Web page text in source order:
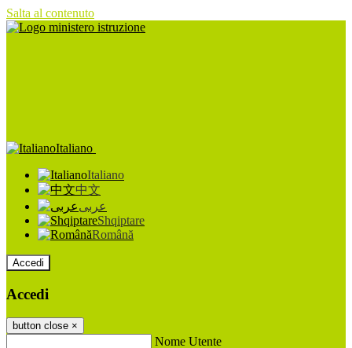
Salta al contenuto
Italiano
Italiano
中文
عربى
Shqiptare
Română
Accedi
Accedi
button close ×
Nome Utente